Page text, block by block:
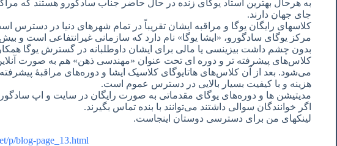
به هرحال بهترین استاد یوگای زنده در حال حاضر جناب سادگورو هستند که
جای جهان دارند.
کلاسهای رایگان یوگا و مراقبه ایشان تقریباً در تمام شهرهای دنیا در دسترس
مرکز یوگای سادگورو، «ایشا یوگا» نام دارد که سازمانی غیرانتفاعی است و
بدون چشم داشت بیزینسی یا مالی برای ایشان داوطلبانه در گسترش یوگا
کلاس‌های پیشرفته تر و دوره ای تحت عنوان «مهندسی ذهن» هم به صورت
می‌شود. بعد از آن کلاس‌های هاتایوگای کلاسیک ایشا و دوره‌های مراقبۀ
هزینه و با کیفیت بسیار بالایی در دسترس عموم است.
مدیتیشن ها و دوره‌های یوگای مقدماتی به صورت رایگان در سایت و اپ
اگر خوانندگان سوالی داشتند می‌توانند با بنده تماس بگیرند.
لینکهای من برای دسترسی دوستان اینجاست.
p/blog-page_13.html